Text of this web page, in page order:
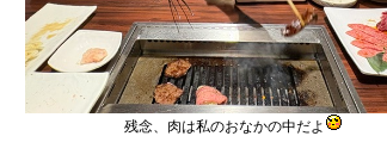
残念、肉は私のおなかの中だよ